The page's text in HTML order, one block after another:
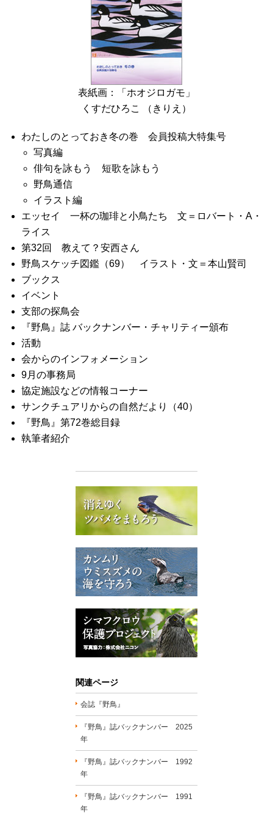
表紙画：「ホオジロガモ」
くすだひろこ （きりえ）
わたしのとっておき冬の巻 会員投稿大特集号
写真編
俳句を詠もう 短歌を詠もう
野鳥通信
イラスト編
エッセイ 一杯の珈琲と小鳥たち 文＝ロバート・A・
ライス
第32回 教えて？安西さん
野鳥スケッチ図鑑（69） イラスト・文＝本山賢司
ブックス
イベント
支部の探鳥会
『野鳥』誌 バックナンバー・チャリティー頒布
活動
会からのインフォメーション
9月の事務局
協定施設などの情報コーナー
サンクチュアリからの自然だより（40）
『野鳥』第72巻総目録
執筆者紹介
関連ページ
会誌『野鳥』
『野鳥』誌バックナンバー 2025
年
『野鳥』誌バックナンバー 1992
年
『野鳥』誌バックナンバー 1991
年